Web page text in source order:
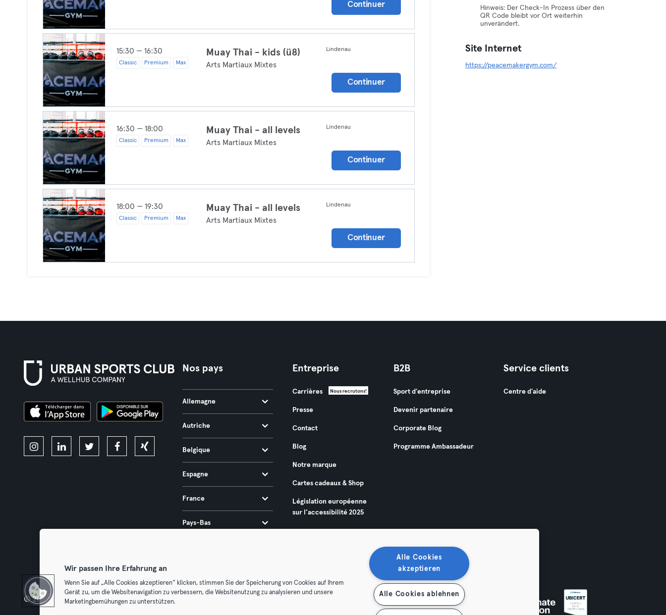
Continuer
15:30 — 16:30
Classic Premium Max
Muay Thai - kids (ü8)
Arts Martiaux Mixtes
Lindenau
Continuer
16:30 — 18:00
Classic Premium Max
Muay Thai - all levels
Arts Martiaux Mixtes
Lindenau
Continuer
18:00 — 19:30
Classic Premium Max
Muay Thai - all levels
Arts Martiaux Mixtes
Lindenau
Continuer
Hinweis: Der Check-In Prozess über den
QR Code bleibt vor Ort weiterhin
unverändert.
Site Internet
https://peacemakergym.com/
Nos pays
Allemagne
Autriche
Belgique
Espagne
France
Pays-Bas
Entreprise
Carrières Nous recrutons!
Presse
Contact
Blog
Notre marque
Cartes cadeaux & Shop
Législation européenne
sur l’accessibilité 2025
B2B
Sport d'entreprise
Devenir partenaire
Corporate Blog
Programme Ambassadeur
Service clients
Centre d'aide
© 2026 Urban Sports Group GmbH. All rights reserved. Mentions légales
Wir passen Ihre Erfahrung an
Wenn Sie auf „Alle Cookies akzeptieren“ klicken, stimmen Sie der Speicherung von Cookies auf Ihrem
Gerät zu, um die Websitenavigation zu verbessern, die Websitenutzung zu analysieren und unsere
Marketingbemühungen zu unterstützen.
Alle Cookies
akzeptieren
Alle Cookies ablehnen